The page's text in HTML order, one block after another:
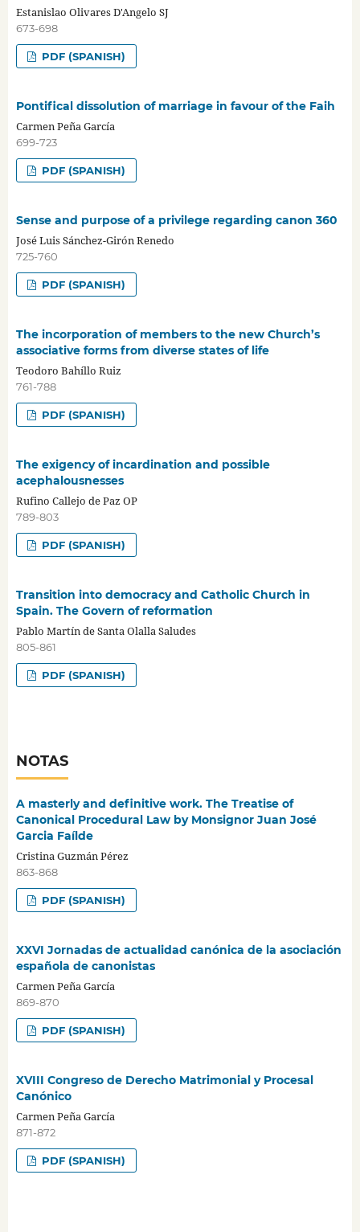
Estanislao Olivares D'Angelo SJ
673-698
PDF (SPANISH)
Pontifical dissolution of marriage in favour of the Faih
Carmen Peña García
699-723
PDF (SPANISH)
Sense and purpose of a privilege regarding canon 360
José Luis Sánchez-Girón Renedo
725-760
PDF (SPANISH)
The incorporation of members to the new Church’s
associative forms from diverse states of life
Teodoro Bahíllo Ruiz
761-788
PDF (SPANISH)
The exigency of incardination and possible
acephalousnesses
Rufino Callejo de Paz OP
789-803
PDF (SPANISH)
Transition into democracy and Catholic Church in
Spain. The Govern of reformation
Pablo Martín de Santa Olalla Saludes
805-861
PDF (SPANISH)
NOTAS
A masterly and definitive work. The Treatise of
Canonical Procedural Law by Monsignor Juan José
Garcia Faílde
Cristina Guzmán Pérez
863-868
PDF (SPANISH)
XXVI Jornadas de actualidad canónica de la asociación
española de canonistas
Carmen Peña García
869-870
PDF (SPANISH)
XVIII Congreso de Derecho Matrimonial y Procesal
Canónico
Carmen Peña García
871-872
PDF (SPANISH)